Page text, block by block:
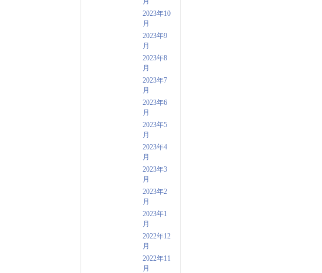
2023年10
月
2023年9
月
2023年8
月
2023年7
月
2023年6
月
2023年5
月
2023年4
月
2023年3
月
2023年2
月
2023年1
月
2022年12
月
2022年11
月